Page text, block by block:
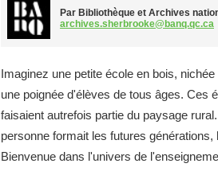
Par Bibliothèque et Archives
archives.sherbrooke@banq.qc.ca
Imaginez une petite école en bois,
une poignée d'élèves de tous âges. Ces
faisaient autrefois partie du paysage
personne formait les futures
Bienvenue dans l'univers de